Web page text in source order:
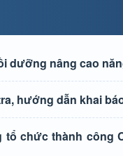
dưỡng nâng cao
hướng dẫn khai
chức thành công